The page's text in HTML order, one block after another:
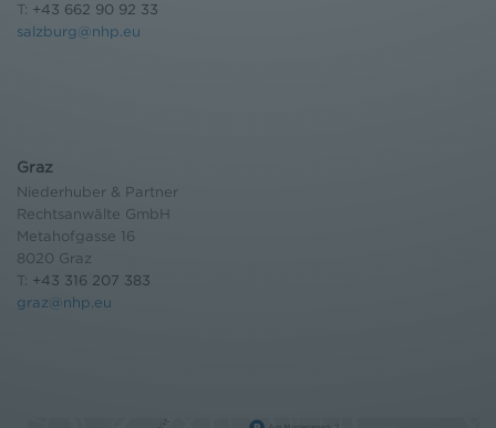
T: +43 662 90 92 33
salzburg@nhp.eu
Graz
Niederhuber & Partner
Rechtsanwälte GmbH
Metahofgasse 16
8020 Graz
T: +43 316 207 383
graz@nhp.eu